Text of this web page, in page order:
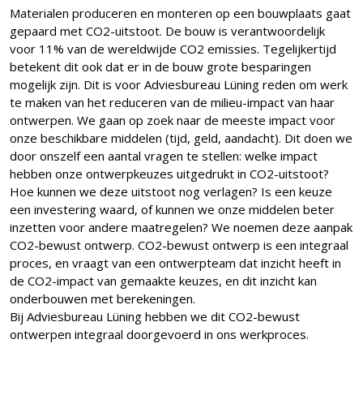
Materialen produceren en monteren op een bouwplaats gaat
gepaard met CO2-uitstoot. De bouw is verantwoordelijk
voor 11% van de wereldwijde CO2 emissies. Tegelijkertijd
betekent dit ook dat er in de bouw grote besparingen
mogelijk zijn. Dit is voor Adviesbureau Lüning reden om werk
te maken van het reduceren van de milieu-impact van haar
ontwerpen. We gaan op zoek naar de meeste impact voor
onze beschikbare middelen (tijd, geld, aandacht). Dit doen we
door onszelf een aantal vragen te stellen: welke impact
hebben onze ontwerpkeuzes uitgedrukt in CO2-uitstoot?
Hoe kunnen we deze uitstoot nog verlagen? Is een keuze
een investering waard, of kunnen we onze middelen beter
inzetten voor andere maatregelen? We noemen deze aanpak
CO2-bewust ontwerp. CO2-bewust ontwerp is een integraal
proces, en vraagt van een ontwerpteam dat inzicht heeft in
de CO2-impact van gemaakte keuzes, en dit inzicht kan
onderbouwen met berekeningen.
Bij Adviesbureau Lüning hebben we dit CO2-bewust
ontwerpen integraal doorgevoerd in ons werkproces.